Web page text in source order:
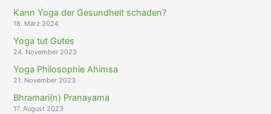
Kann Yoga der Gesundheit schaden?
18. März 2024
Yoga tut Gutes
24. November 2023
Yoga Philosophie Ahimsa
21. November 2023
Bhramari(n) Pranayama
17. August 2023